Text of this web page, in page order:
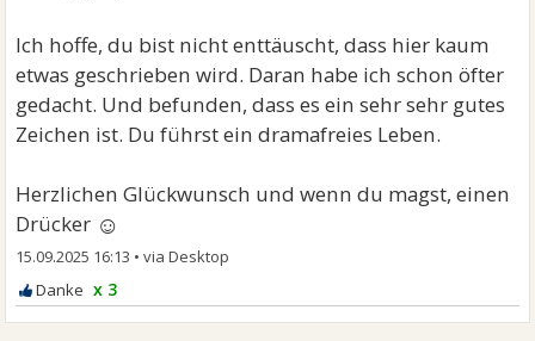
Ich hoffe, du bist nicht enttäuscht, dass hier kaum
etwas geschrieben wird. Daran habe ich schon öfter
gedacht. Und befunden, dass es ein sehr sehr gutes
Zeichen ist. Du führst ein dramafreies Leben.
Herzlichen Glückwunsch und wenn du magst, einen
Drücker ☺
15.09.2025 16:13 •
x 3